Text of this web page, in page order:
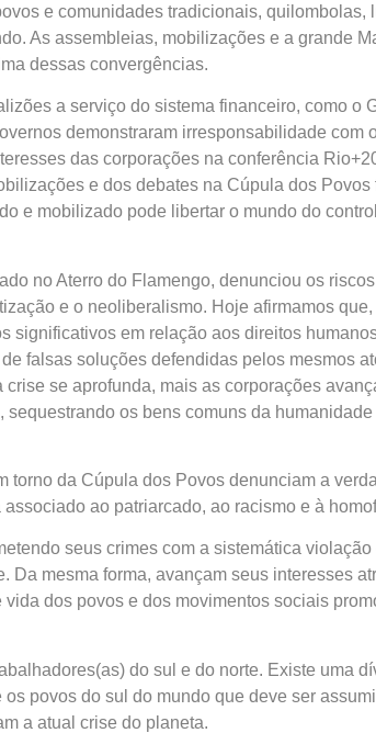
e comunidades tradicionais, quilombolas,
As assembleias, mobilizações e a grande
dessas convergências.
a serviço do sistema financeiro, como o
demonstraram irresponsabilidade com
das corporações na conferência
e dos debates na Cúpula dos Povos
e mobilizado pode libertar o mundo do
no Aterro do Flamengo, denunciou os
e o neoliberalismo. Hoje afirmamos
significativos em relação aos direitos
falsas soluções defendidas pelos mesmos
se aprofunda, mais as corporações
os bens comuns da
torno da Cúpula dos Povos denunciam a
ao patriarcado, ao racismo e à
seus crimes com a sistemática
Da mesma forma, avançam seus interesses
dos povos e dos movimentos sociais
do sul e do norte. Existe uma
povos do sul do mundo que deve ser
a atual crise do planeta.